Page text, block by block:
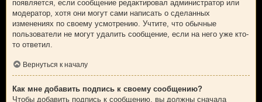
появляется, если сообщение редактировал администратор или
модератор, хотя они могут сами написать о сделанных
изменениях по своему усмотрению. Учтите, что обычные
пользователи не могут удалить сообщение, если на него уже кто-
то ответил.
Вернуться к началу
Как мне добавить подпись к своему сообщению?
Чтобы добавить подпись к сообщению, вы должны сначала